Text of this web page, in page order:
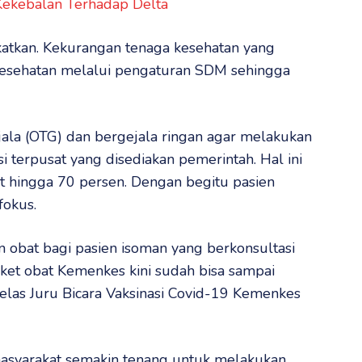
Terhadap Delta
Kekurangan tenaga kesehatan yang
melalui pengaturan SDM sehingga
(OTG) dan bergejala ringan agar melakukan
terpusat yang disediakan pemerintah. Hal ini
70 persen. Dengan begitu pasien
obat bagi pasien isoman yang berkonsultasi
obat Kemenkes kini sudah bisa sampai
Juru Bicara Vaksinasi Covid-19 Kemenkes